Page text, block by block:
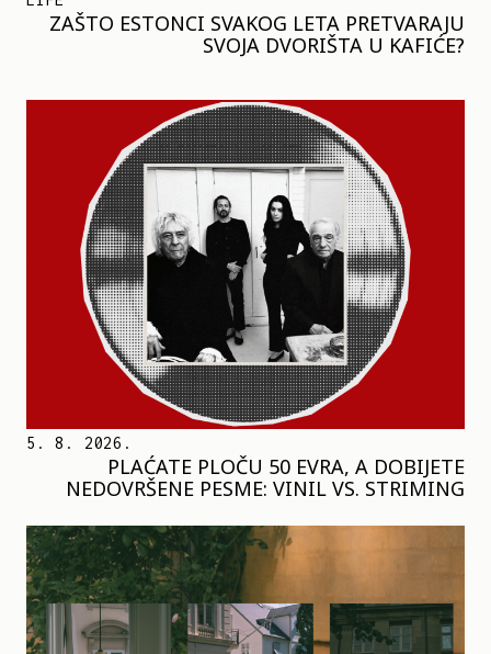
ZAŠTO ESTONCI SVAKOG LETA PRETVARAJU
SVOJA DVORIŠTA U KAFIĆE?
5. 8. 2026.
PLAĆATE PLOČU 50 EVRA, A DOBIJETE
NEDOVRŠENE PESME: VINIL VS. STRIMING